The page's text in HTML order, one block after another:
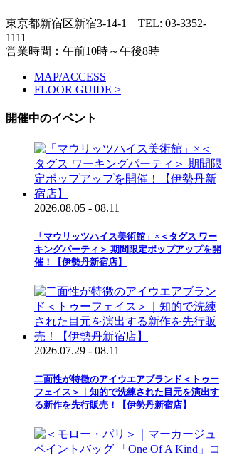
東京都新宿区新宿3-14-1 TEL: 03-3352-
1111
営業時間：午前10時～午後8時
MAP/ACCESS
FLOOR GUIDE >
開催中のイベント
2026.08.05 - 08.11
「マウリッツハイス美術館」×＜タグス ワー
キングパーティ＞ 期間限定ポップアップを開
催！【伊勢丹新宿店】
2026.07.29 - 08.11
二面性が特徴のアイウエアブランド＜トゥー
フェイス＞｜知的で洗練された目元を演出す
る新作を先行販売！【伊勢丹新宿店】